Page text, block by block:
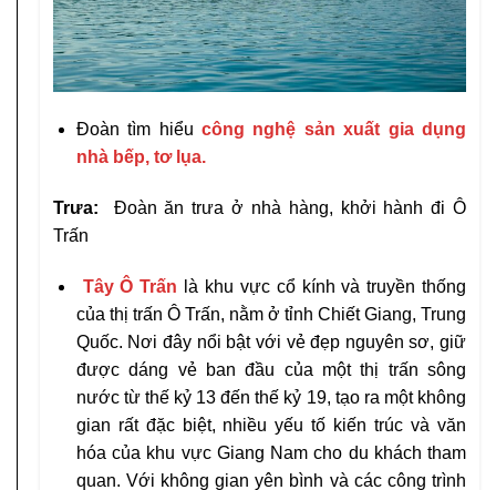
Đoàn tìm hiểu công nghệ sản xuất gia dụng
nhà bếp, tơ lụa.
Trưa: Đoàn ăn trưa ở nhà hàng, khởi hành đi Ô
Trấn
TâyÔ Trấn
là khu vực cổ kính và truyền thống
của thị trấn Ô Trấn, nằm ở tỉnh Chiết Giang, Trung
Quốc. Nơi đây nổi bật với vẻ đẹp nguyên sơ, giữ
được dáng vẻ ban đầu của một thị trấn sông
nước từ thế kỷ 13 đến thế kỷ 19, tạo ra một không
gian rất đặc biệt, nhiều yếu tố kiến trúc và văn
hóa của khu vực Giang Nam cho du khách tham
quan. Với không gian yên bình và các công trình